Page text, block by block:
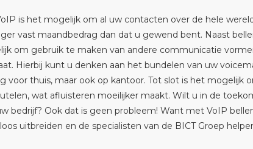
is het mogelijk om al uw contacten over de hele
vast maandbedrag dan dat u gewend bent. Naast
om gebruik te maken van andere communicatie
Hierbij kunt u denken aan het bundelen van uw
voor thuis, maar ook op kantoor. Tot slot is het mogelijk
wat afluisteren moeilijker maakt. Wilt u in de
bedrijf? Ook dat is geen probleem! Want met VoIP
uitbreiden en de specialisten van de BICT Groep